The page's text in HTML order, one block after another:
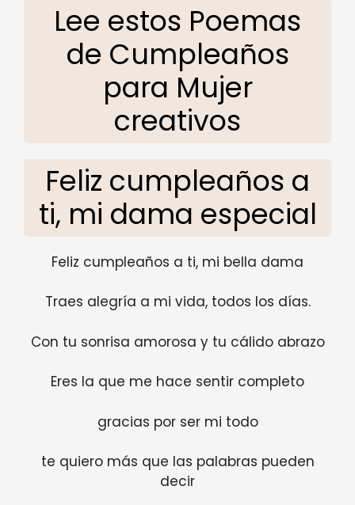
Lee estos Poemas
de Cumpleaños
para Mujer
creativos
Feliz cumpleaños a
ti, mi dama especial
Feliz cumpleaños a ti, mi bella dama
Traes alegría a mi vida, todos los días.
Con tu sonrisa amorosa y tu cálido abrazo
Eres la que me hace sentir completo
gracias por ser mi todo
te quiero más que las palabras pueden
decir